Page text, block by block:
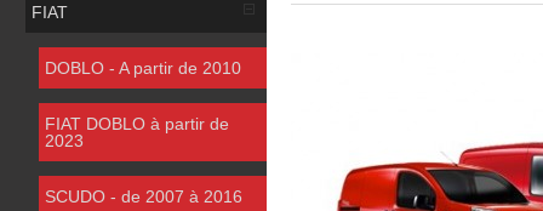
FIAT
DOBLO - A partir de 2010
FIAT DOBLO à partir de
2023
SCUDO - de 2007 à 2016